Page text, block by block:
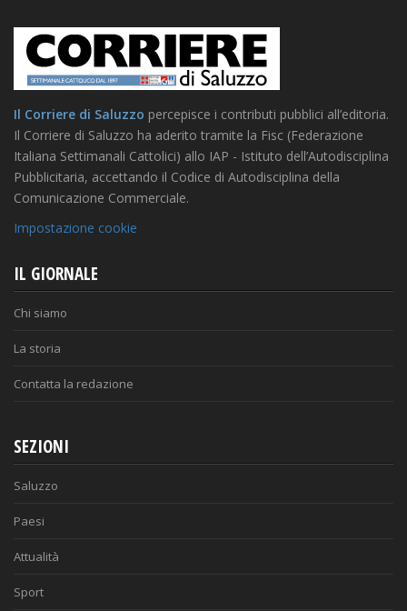
Il Corriere di Saluzzo percepisce i contributi pubblici all’editoria.
Il Corriere di Saluzzo ha aderito tramite la Fisc (Federazione
Italiana Settimanali Cattolici) allo IAP - Istituto dell’Autodisciplina
Pubblicitaria, accettando il Codice di Autodisciplina della
Comunicazione Commerciale.
Impostazione cookie
IL GIORNALE
Chi siamo
La storia
Contatta la redazione
SEZIONI
Saluzzo
Paesi
Attualità
Sport